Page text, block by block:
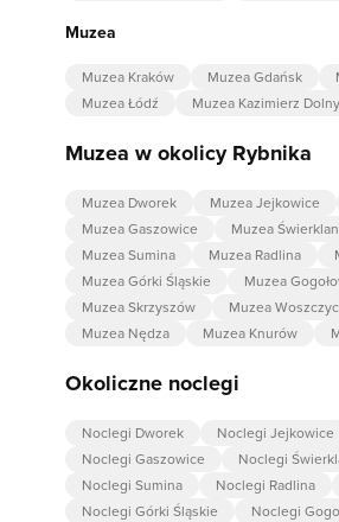
Muzea
Muzea Kraków Muzea Gdańsk
Muzea Łódź
Muzea Kazimierz Dolny
Muzea w okolicy Rybnika
Muzea Dworek Muzea Jejkowice
Muzea Gaszowice
Muzea
Muzea Sumina
Muzea Radlina
Muzea Górki Śląskie
Muzea
Muzea Skrzyszów
Muzea
Muzea Nędza
Muzea Knurów
Okoliczne noclegi
Noclegi Dworek Noclegi Jejkowice
Noclegi Gaszowice
Noclegi
Noclegi Sumina
Noclegi Radlina
Noclegi Górki Śląskie
Noclegi